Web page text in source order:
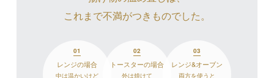
これまで不満がつきものでした。
01
レンジの場合
中は温かいけど
02
トースターの場合
外は焼けて
03
レンジ&オーブン
両方を使うと